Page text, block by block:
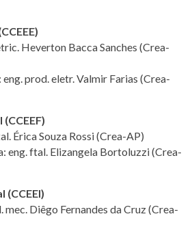
Heverton Bacca Sanches (Crea-
prod. eletr. Valmir Farias (Crea-
Érica Souza Rossi (Crea-AP)
eng. ftal. Elizangela Bortoluzzi (Crea-
(CCEEI)
mec. Diêgo Fernandes da Cruz (Crea-